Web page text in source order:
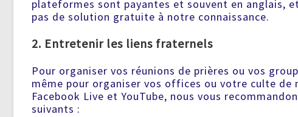
plateformes sont payantes et souvent en anglais,
pas de solution gratuite à notre connaissance.
2. Entretenir les liens fraternels
Pour organiser vos réunions de prières ou vos
même pour organiser vos offices ou votre culte de
Facebook Live et YouTube, nous vous
suivants :